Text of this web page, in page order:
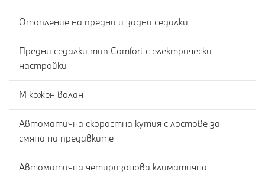
Отопление на предни и задни седалки
Предни седалки тип Comfort с електрически
настройки
M кожен волан
Автоматична скоростна кутия с лостове за
смяна на предавките
Автоматична четиризонова климатична